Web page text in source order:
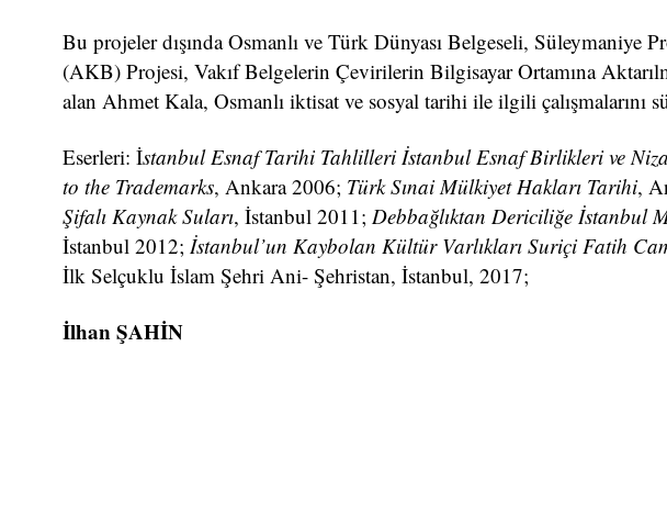
Bu projeler dışında Osmanlı ve Türk Dünyası Belgeseli,
(AKB) Projesi, Vakıf Belgelerin Çevirilerin Bilgisayar Ortamına
alan Ahmet Kala, Osmanlı iktisat ve sosyal tarihi ile ilgili çalışmalarını
Eserleri: İstanbul Esnaf Tarihi Tahlilleri İstanbul Esnaf Birlikleri ve
to the Trademarks, Ankara 2006; Türk Sınai Mülkiyet Hakları Tarihi,
Şifalı Kaynak Suları, İstanbul 2011; Debbağlıktan Dericiliğe İstanbul
İstanbul 2012; İstanbul’un Kaybolan Kültür Varlıkları Suriçi Fatih
İlk Selçuklu İslam Şehri Ani- Şehristan, İstanbul, 2017;
İlhan ŞAHİN